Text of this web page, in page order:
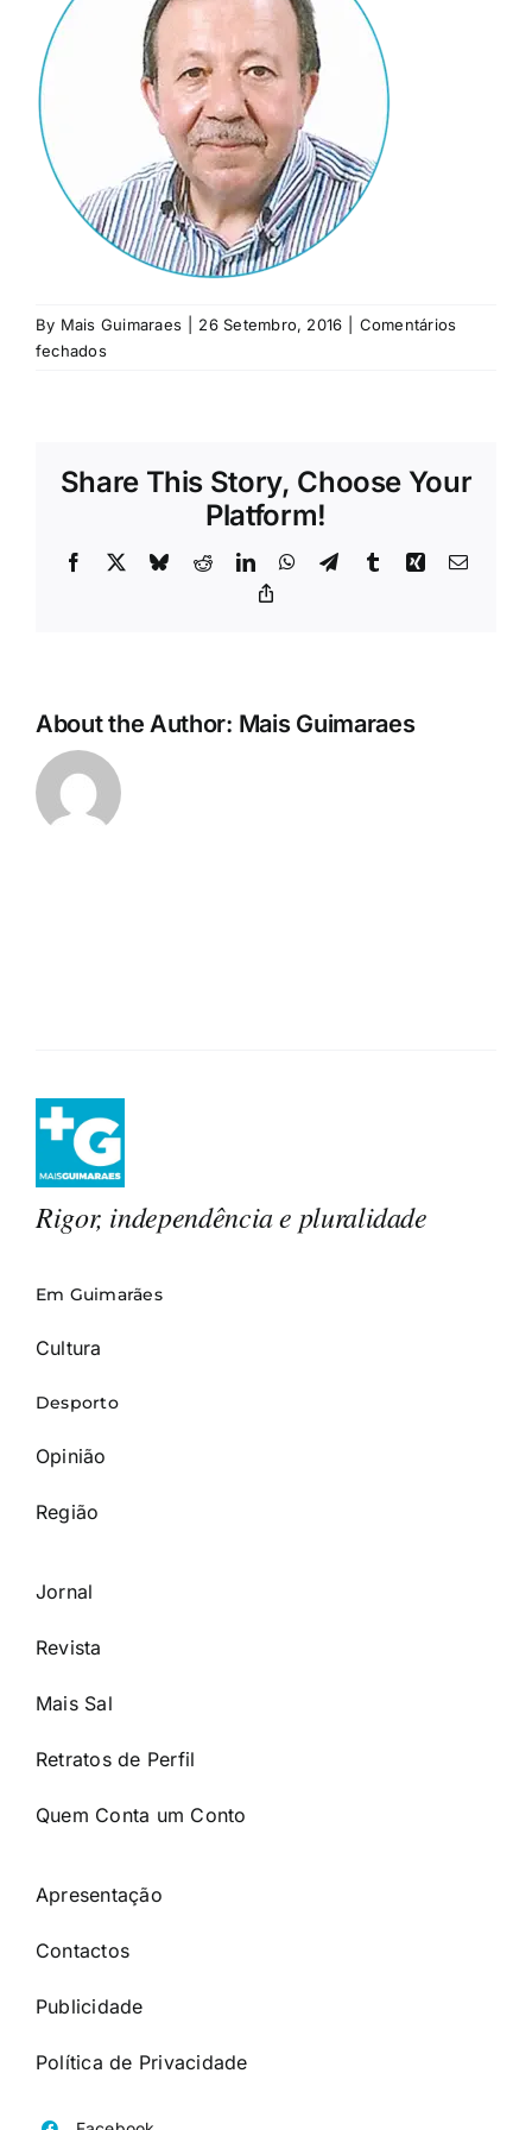
Rubricas
Jornal
Revista
By Mais Guimaraes 26 Setembro, 2016
Comentários
fechadosem
Share This Story, Choose Your
Platform!
Facebook BlueskyRedditLinkedInWhatsApp
TelegramTumblrXing Email
About the Author: Mais Guimaraes
Rigor, independência e pluralidade
Em Guimarães
Cultura
Desporto
Opinião
Região
Jornal
Revista
Mais Sal
Retratos de Perfil
Quem Conta um Conto
Apresentação
Contactos
Publicidade
Política de Privacidade